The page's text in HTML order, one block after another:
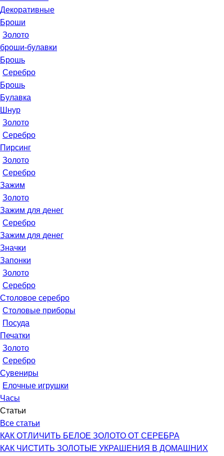
Декоративные
Броши
Золото
броши-булавки
Брошь
Серебро
Брошь
Булавка
Шнур
Золото
Серебро
Пирсинг
Золото
Серебро
Зажим
Золото
Зажим для денег
Серебро
Зажим для денег
Значки
Запонки
Золото
Серебро
Столовое серебро
Столовые приборы
Посуда
Печатки
Золото
Серебро
Сувениры
Елочные игрушки
Часы
Статьи
Все статьи
КАК ОТЛИЧИТЬ БЕЛОЕ ЗОЛОТО ОТ СЕРЕБРА
КАК ЧИСТИТЬ ЗОЛОТЫЕ УКРАШЕНИЯ В ДОМАШНИХ